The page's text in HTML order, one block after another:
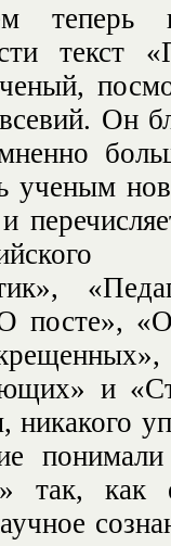
текст
Он
ученым
посте»,
и
никакого
так, как